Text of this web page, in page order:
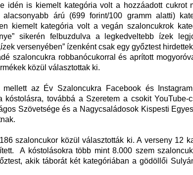
idén is kiemelt kategória volt a hozzáadott cukrot
árú (699 forint/100 gramm alatti)
kiemelt kategória volt a vegán szaloncukrok
sikerén felbuzdulva a legkedveltebb ízek
versenyében” ízenként csak egy győztest
szaloncukra robbanócukorral és aprított
közül választottak ki.
az Év Szaloncukra Facebook és
továbbá a Szeretem a csokit YouTube-
Szövetsége és a Nagycsaládosok Kispesti
szaloncukor közül választották ki. A verseny 12
A kóstolásokra több mint 8.000 szem
akik táborát két kategóriában a gödöllői